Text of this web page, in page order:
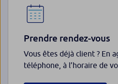
Prendre rendez-vous
Vous êtes déjà client ? En
téléphone, à l’horaire de